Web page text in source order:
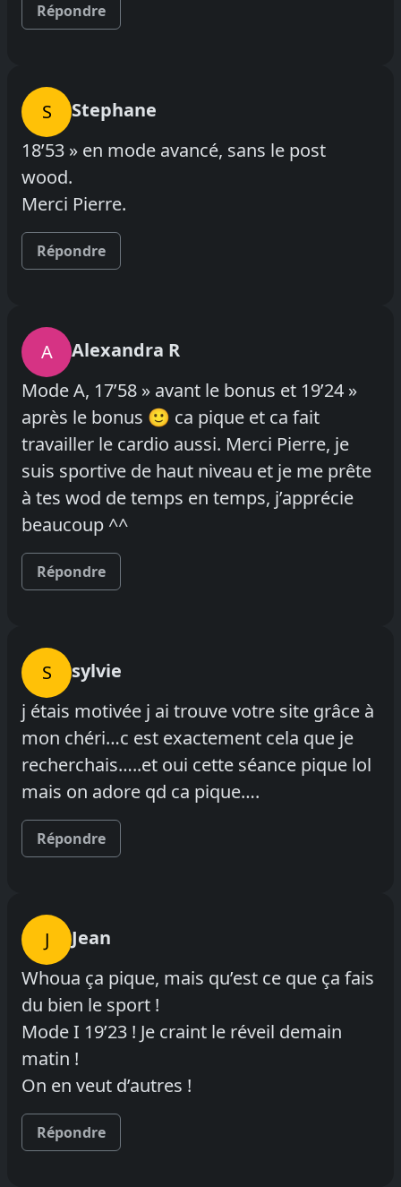
Répondre
S
Stephane
18’53 » en mode avancé, sans le post
wood.
Merci Pierre.
Répondre
A
Alexandra R
Mode A, 17’58 » avant le bonus et 19’24 »
après le bonus 🙂 ca pique et ca fait
travailler le cardio aussi. Merci Pierre, je
suis sportive de haut niveau et je me prête
à tes wod de temps en temps, j’apprécie
beaucoup ^^
Répondre
S
sylvie
j étais motivée j ai trouve votre site grâce à
mon chéri…c est exactement cela que je
recherchais…..et oui cette séance pique lol
mais on adore qd ca pique….
Répondre
J
Jean
Whoua ça pique, mais qu’est ce que ça fais
du bien le sport !
Mode I 19’23 ! Je craint le réveil demain
matin !
On en veut d’autres !
Répondre